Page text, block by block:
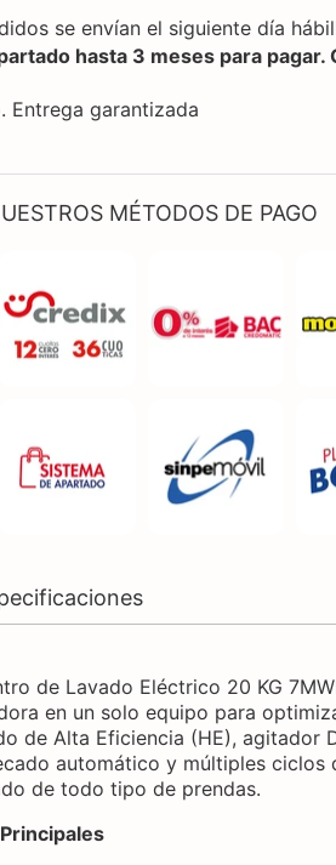
se envían el siguiente día
hasta 3 meses para pagar.
Entrega garantizada
MÉTODOS DE PAGO
de Lavado Eléctrico 20 KG
en un solo equipo para
de Alta Eficiencia (HE), agitador
automático y múltiples ciclos
de todo tipo de prendas.